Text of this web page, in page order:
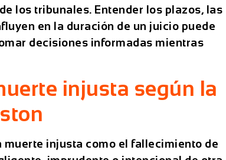
los tribunales. Entender los plazos, las
en la duración de un juicio puede
decisiones informadas mientras
injusta según la
muerte injusta como el fallecimiento de